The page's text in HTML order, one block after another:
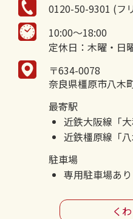
0120-50-9301 (フ
10:00～18:00
定休日：木曜・日
〒634-0078
奈良県橿原市八木
最寄駅
近鉄大阪線「
近鉄橿原線「
駐車場
専用駐車場あり
く